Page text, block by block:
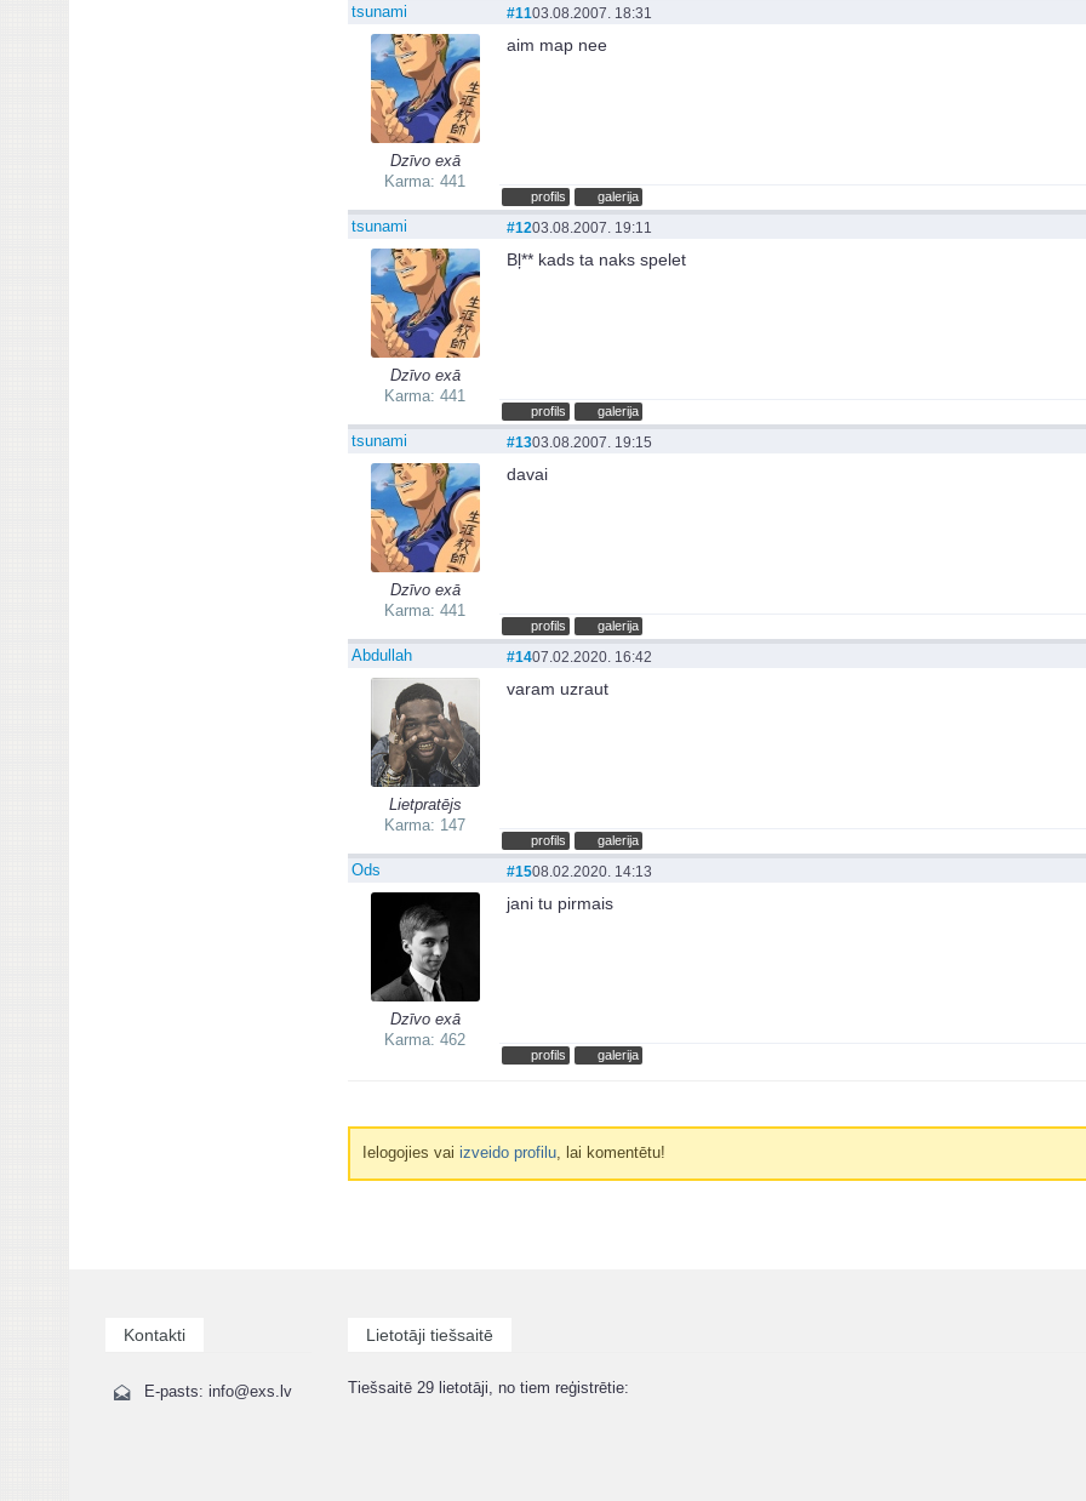
tsunami
Dzīvo exā
Karma: 441
#1103.08.2007. 18:31
aim map nee
profils galerija
tsunami
Dzīvo exā
Karma: 441
#1203.08.2007. 19:11
Bļ** kads ta naks spelet
profils galerija
tsunami
Dzīvo exā
Karma: 441
#1303.08.2007. 19:15
davai
profils galerija
Abdullah
Lietpratējs
Karma: 147
#1407.02.2020. 16:42
varam uzraut
profils galerija
Ods
Dzīvo exā
Karma: 462
#1508.02.2020. 14:13
jani tu pirmais
profils galerija
Ielogojies vaiizveido profilu, lai komentētu!
Kontakti
E-pasts: info@exs.lv
Lietotāji tiešsaitē
Tiešsaitē 29 lietotāji, no tiem reģistrētie: